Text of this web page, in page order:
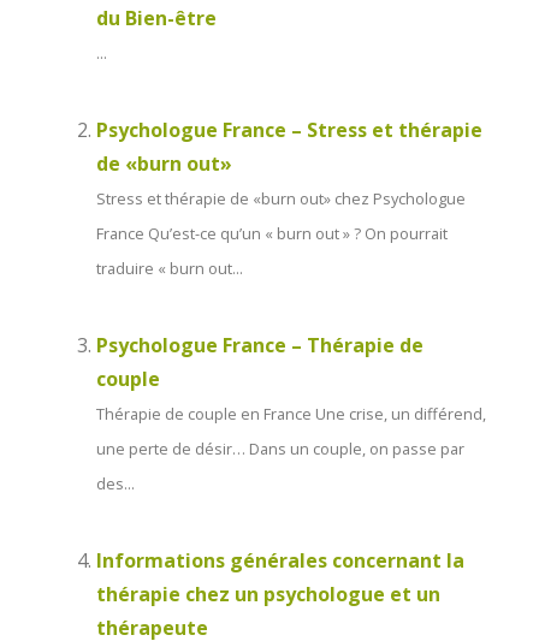
du Bien-être
...
Psychologue France – Stress et thérapie
de «burn out»
Stress et thérapie de «burn out» chez Psychologue
France Qu’est-ce qu’un « burn out » ? On pourrait
traduire « burn out...
Psychologue France – Thérapie de
couple
Thérapie de couple en France Une crise, un différend,
une perte de désir… Dans un couple, on passe par
des...
Informations générales concernant la
thérapie chez un psychologue et un
thérapeute